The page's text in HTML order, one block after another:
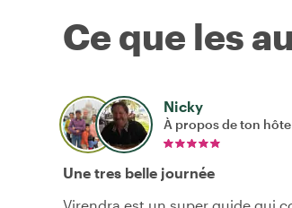
Ce que les
Nicky
À propos de ton hôte
Une tres belle journée